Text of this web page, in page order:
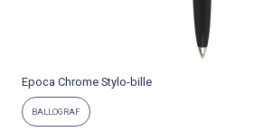
Epoca Chrome Stylo-bille
BALLOGRAF